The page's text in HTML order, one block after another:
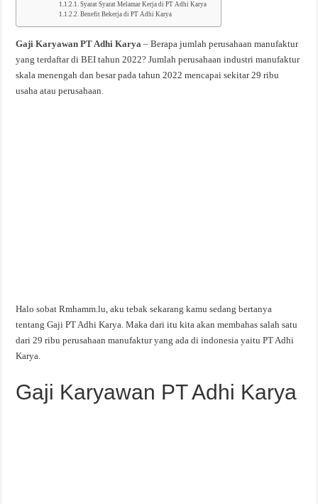
Syarat Syarat Melamar Kerja di PT Adhi Karya
Benefit Bekerja di PT Adhi Karya
Gaji Karyawan PT Adhi Karya – Berapa jumlah perusahaan manufaktur
yang terdaftar di BEI tahun 2022? Jumlah perusahaan industri manufaktur
skala menengah dan besar pada tahun 2022 mencapai sekitar 29 ribu
usaha atau perusahaan.
Halo sobat Rmhamm.lu, aku tebak sekarang kamu sedang bertanya
tentang Gaji PT Adhi Karya. Maka dari itu kita akan membahas salah satu
dari 29 ribu perusahaan manufaktur yang ada di indonesia yaitu PT Adhi
Karya.
Gaji Karyawan PT Adhi Karya